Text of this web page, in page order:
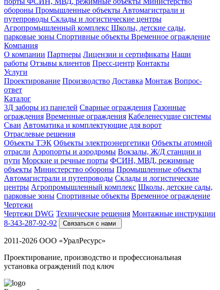
обороны Промышленные объекты Автомагистрали и
путепроводы Склады и логистические центры
Агропромышленный комплекс Школы, детские сады,
парковые зоны Спортивные объекты Временное ограждение
Компания
О компании Партнеры Лицензии и сертификаты Наши
работы Отзывы клиентов Пресс-центр Контакты
Услуги
Проектирование Производство Доставка Монтаж Вопрос-
ответ
Каталог
3Д заборы из панелей Сварные ограждения Газонные
ограждения Временные ограждения Кабеленесущие системы
Cваи Автоматика и комплектующие для ворот
Отраслевые решения
Объекты ТЭК Объекты электроэнергетики Объекты атомной
отрасли Аэропорты и аэродромы Вокзалы, Ж/Д станции и
пути Морские и речные порты ФСИН, МВД, режимные
объекты Министерство обороны Промышленные объекты
Автомагистрали и путепроводы Склады и логистические
центры Агропромышленный комплекс Школы, детские сады,
парковые зоны Спортивные объекты Временное ограждение
Чертежи
Чертежи DWG Технические решения Монтажные инструкции
8-343-287-92-92
Связаться с нами
2011-2026 ООО «УралРесурс»
Проектирование, производство и профессиональная
установка ограждений под ключ